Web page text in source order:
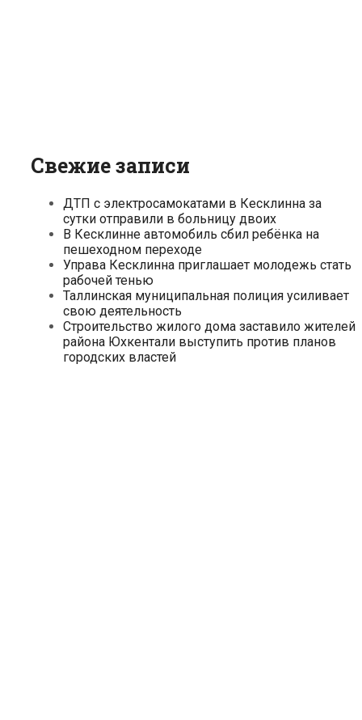
Свежие записи
ДТП с электросамокатами в Кесклинна за
сутки отправили в больницу двоих
В Кесклинне автомобиль сбил ребёнка на
пешеходном переходе
Управа Кесклинна приглашает молодежь стать
рабочей тенью
Таллинская муниципальная полиция усиливает
свою деятельность
Строительство жилого дома заставило жителей
района Юхкентали выступить против планов
городских властей